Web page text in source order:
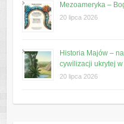
Mezoameryka –
20 lipca 2026
Historia Majów –
cywilizacji ukrytej
20 lipca 2026